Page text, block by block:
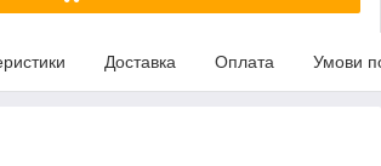
Доставка Оплата Умови